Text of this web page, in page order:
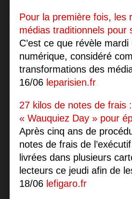
Pour la première fois, les
médias traditionnels pour
C’est ce que révèle
numérique, considéré
transformations des
16/06 leparisien.fr
27 kilos de notes de frais
« Wauquiez Day » pour
Après cinq ans de
notes de frais de
livrées dans plusieurs
lecteurs ce jeudi afin de
18/06 lefigaro.fr